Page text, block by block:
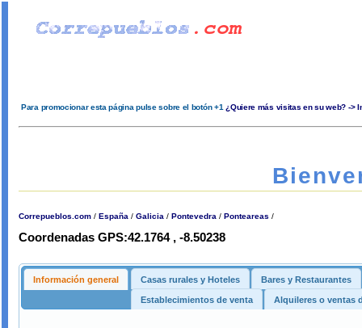
Para promocionar esta página pulse sobre el botón +1 ¿Quiere más visitas en su web? ->
Correpueblos.com / España / Galicia / Pontevedra / Ponteareas /
Coordenadas GPS:42.1764 , -8.50238
Información general Casas rurales y Hoteles Bares y Restaurantes
Establecimientos de venta Alquileres o ventas